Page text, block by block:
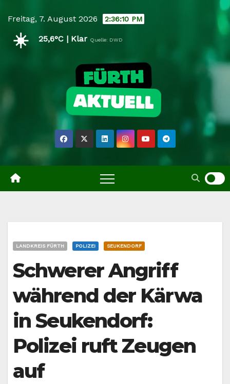
content
Freitag, 7. August 2026 2:36:11 PM
☀️ 25,6°C | Klar Quelle: DWD
LANDKREIS FÜRTH POLIZEI SEUKENDORF
Schwerer Angriff
während der Kärwa
in Seukendorf:
Polizei ruft Zeugen
auf